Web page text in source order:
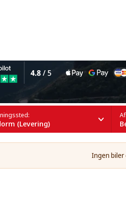
(Levering)
Ingen biler